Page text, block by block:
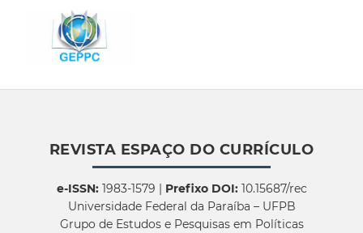
REVISTA ESPAÇO DO CURRÍCULO
e-ISSN:1983-1579 | Prefixo DOI:10.15687/rec
Universidade Federal da Paraíba – UFPB
Grupo de Estudos e Pesquisas em Políticas